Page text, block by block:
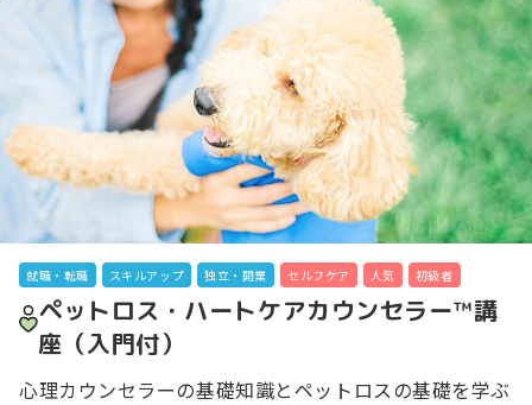
就職・転職 スキルアップ 独立・開業 セルフケア 人気 初級者
ペットロス・ハートケアカウンセラー™講
座（入門付）
心理カウンセラーの基礎知識とペットロスの基礎を学ぶ